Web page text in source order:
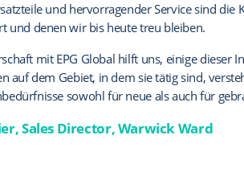
werden durch die robusten,
als auch für die Schadenbearbeitung
gebrauchten Traktoren werden mit
Kunden als auch uns Sicherheit gibt.
Garantiepakete für Baumaschinen, die
und hervorragender Service sind die
und denen wir bis heute treu bleiben.
mit EPG Global hilft uns, einige dieser
auf dem Gebiet, in dem sie tätig sind,
sowohl für neue als auch für
Sales Director, Warwick Ward
können.
Anbaugeräte mit konkurrenzloser
General Manager, Ulrich